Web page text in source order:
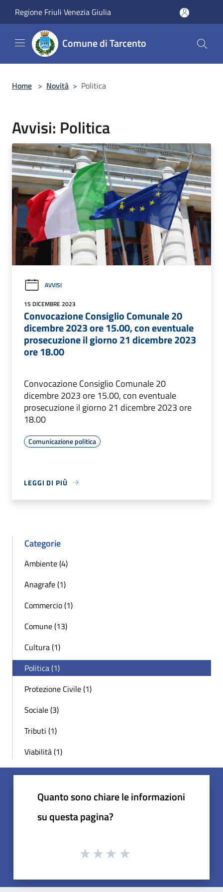
Regione Friuli Venezia Giulia
Comune di Tarcento
Home > Novità > Politica
Avvisi: Politica
AVVISI
15 DICEMBRE 2023
Convocazione Consiglio Comunale 20
dicembre 2023 ore 15.00, con eventuale
prosecuzione il giorno 21 dicembre 2023
ore 18.00
Convocazione Consiglio Comunale 20
dicembre 2023 ore 15.00, con eventuale
prosecuzione il giorno 21 dicembre 2023 ore
18.00
Comunicazione politica
LEGGI DI PIÙ
Categorie
Ambiente (4)
Anagrafe (1)
Commercio (1)
Comune (13)
Cultura (1)
Politica (1)
Protezione Civile (1)
Sociale (3)
Tributi (1)
Viabilità (1)
Quanto sono chiare le informazioni
su questa pagina?